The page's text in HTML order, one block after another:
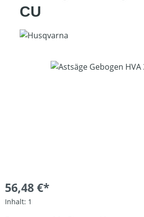
CU
Bildergalerie überspringen
56,48 €*
Inhalt: 1